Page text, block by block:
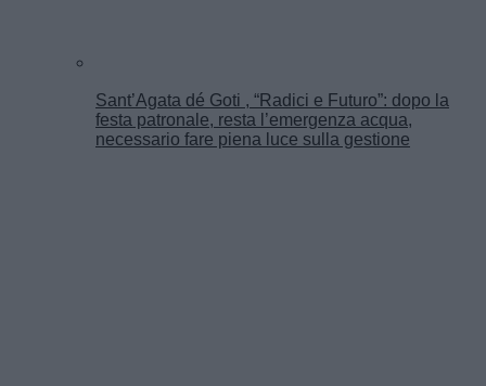
Sant’Agata dé Goti , “Radici e Futuro”: dopo la
festa patronale, resta l’emergenza acqua,
necessario fare piena luce sulla gestione